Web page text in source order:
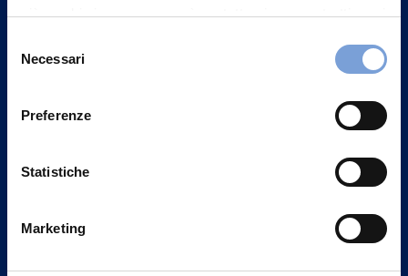
più su chi siamo, come può contattarci e come trattiamo i
può trovare nel footer del sito nella sezione "Informativa
delNecessari
Preferenze
Statistiche
Marketing
Vittoria Assicurazioni S.p.A.
20149 Milano
FAQ